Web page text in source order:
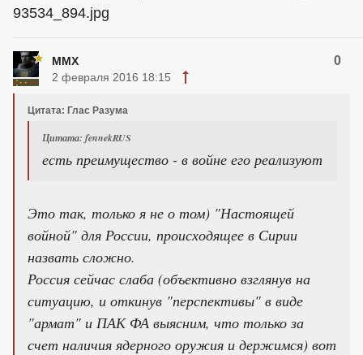
93534_894.jpg
MMX 0
2 февраля 2016 18:15
Цитата: Глас Разума
Цитата: fennekRUS
есть преимущество - в войне его реализуют
Это так, только я не о том) "Настоящей
войной" для России, происходящее в Сирии
назвать сложно.
Россия сейчас слаба (объективно взглянув на
ситуацию, и откинув "перспективы" в виде
"армат" и ПАК ФА выясним, что только за
счет наличия ядерного оружия и держимся) вот